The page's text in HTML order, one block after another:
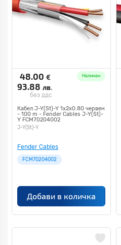
48.00 €
93.88 лв.
без ддс
Наличен
Кабел J-Y(St)-Y 1x2x0.80 червен
- 100 m - Fender Cables J-Y(St)-
Y FCM70204002
J-Y(St)-Y
Fender Cables
FCM70204002
Добави в количка